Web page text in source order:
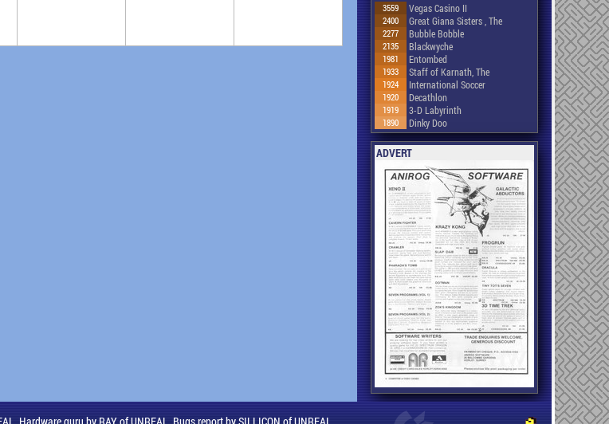
3559 Vegas Casino II
2400 Great Giana Sisters , The
2277 Bubble Bobble
2135 Blackwyche
1981 Entombed
1933 Staff of Karnath, The
1924 International Soccer
1920 Decathlon
1919 3-D Labyrinth
1890 Dinky Doo
ADVERT